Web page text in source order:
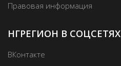
Правовая информация
НГРЕГИОН В СОЦСЕТЯХ
ВКонтакте